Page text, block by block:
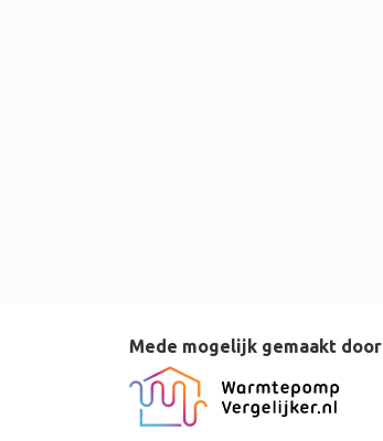
Mede mogelijk gemaakt door